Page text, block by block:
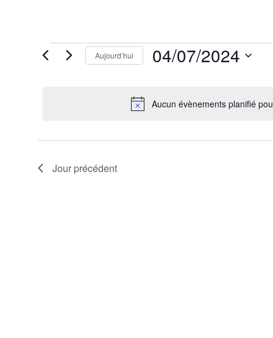
Évènements
for
Aucun évènements planifié
Aujourd’hui 04/07/2024
Jour précédent